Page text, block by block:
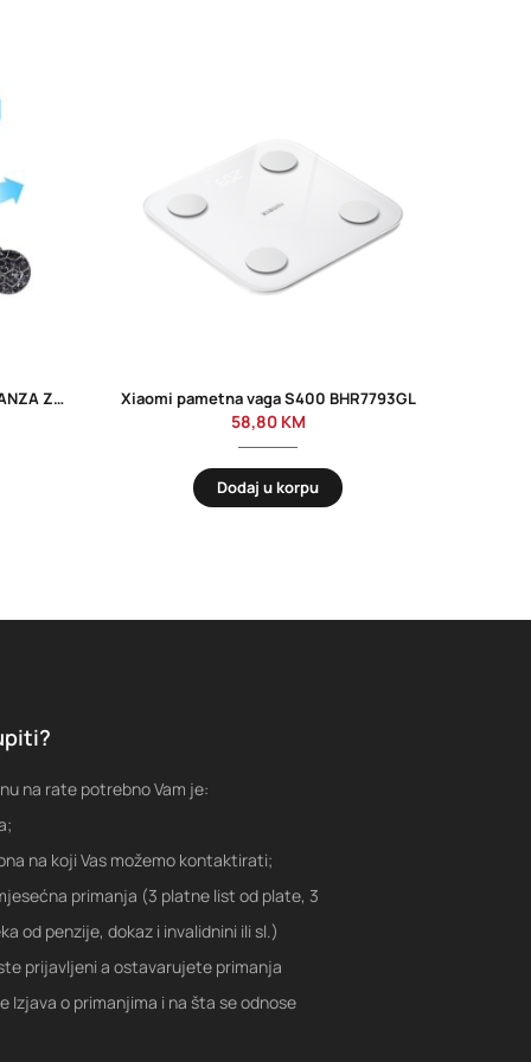
Filter za pročišćivač zraka ESPERANZA ZEPHYR EHP002SP Xiaomi pametna vaga S400 BHR7793GL
58,80 KM
Dodaj u korpu
na rate potrebno Vam je:
na koji Vas možemo kontaktirati;
primanja (3 platne list od plate, 3
od penzije, dokaz i invalidnini ili sl.)
prijavljeni a ostavarujete primanja
Izjava o primanjima i na šta se odnose